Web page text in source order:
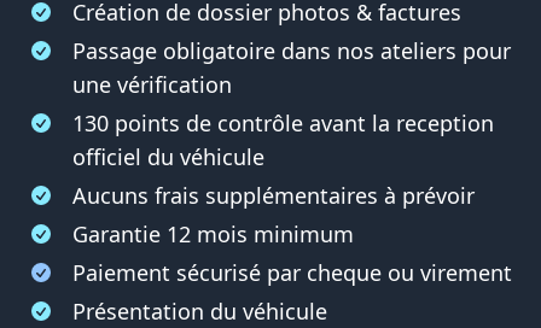
Création de dossier photos & factures
Passage obligatoire dans nos ateliers pour
une vérification
130 points de contrôle avant la reception
officiel du véhicule
Aucuns frais supplémentaires à prévoir
Garantie 12 mois minimum
Paiement sécurisé par cheque ou virement
Présentation du véhicule